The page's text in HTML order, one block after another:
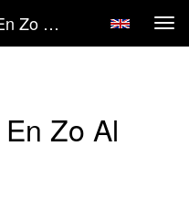
Maroesja Lacunes - Zomer En Zo Al Meer
Zo Al